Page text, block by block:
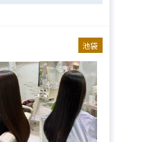
池袋